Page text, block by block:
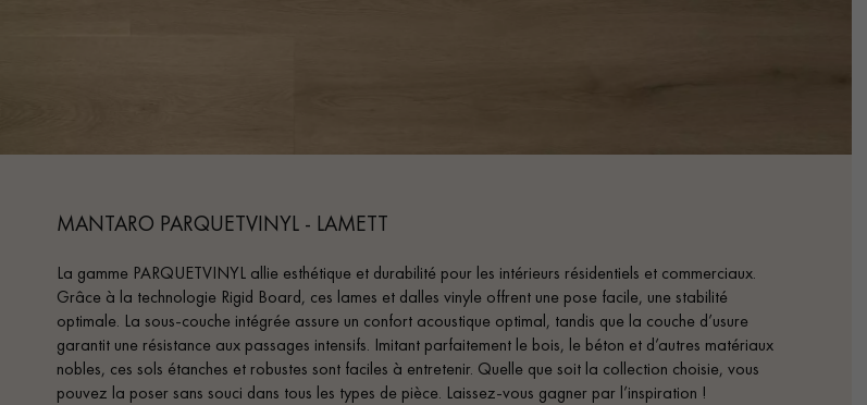
MANTARO PARQUETVINYL - LAMETT
La gamme PARQUETVINYL allie esthétique et durabilité pour les intérieurs résidentiels et commerciaux.
Grâce à la technologie Rigid Board, ces lames et dalles vinyle offrent une pose facile, une stabilité
optimale. La sous-couche intégrée assure un confort acoustique optimal, tandis que la couche d’usure
garantit une résistance aux passages intensifs. Imitant parfaitement le bois, le béton et d’autres matériaux
nobles, ces sols étanches et robustes sont faciles à entretenir. Quelle que soit la collection choisie, vous
pouvez la poser sans souci dans tous les types de pièce. Laissez-vous gagner par l’inspiration !